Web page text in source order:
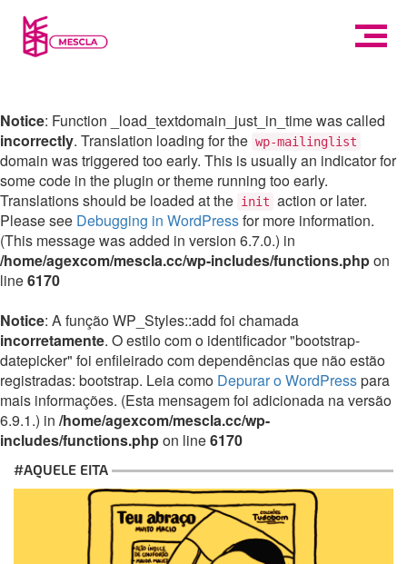
Notice: Function _load_textdomain_just_in_time was called
incorrectly. Translation loading for the wp-mailinglist
domain was triggered too early. This is usually an indicator for
some code in the plugin or theme running too early.
Translations should be loaded at the init action or later.
Please see Debugging in WordPressfor more information.
(This message was added in version 6.7.0.) in
/home/agexcom/mescla.cc/wp-includes/functions.phpon
line6170
Notice: A função WP_Styles::add foi chamada
incorretamente. O estilo com o identificador "bootstrap-
datepicker" foi enfileirado com dependências que não estão
registradas: bootstrap. Leia como Depurar o WordPresspara
mais informações. (Esta mensagem foi adicionada na versão
6.9.1.) in /home/agexcom/mescla.cc/wp-
includes/functions.phpon line6170
#AQUELE EITA